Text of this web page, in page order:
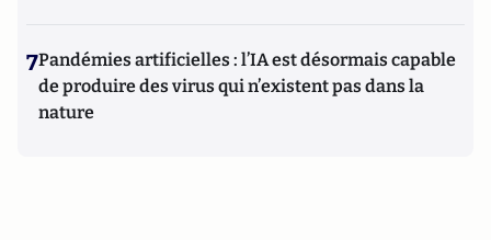
7Pandémies artificielles : l’IA est désormais capable
de produire des virus qui n’existent pas dans la
nature